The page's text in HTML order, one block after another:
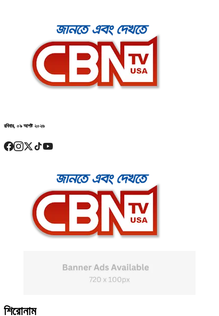
রবিবার, ০৯ আগষ্ট ২০২৬
শিরোনাম